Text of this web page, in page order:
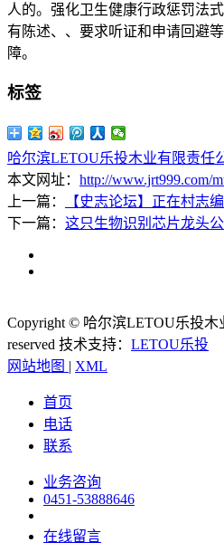
人的。强化卫生健康行政惩罚法
有陈述、、要求听证和申请回避
障。
标签
哈尔滨LETOU乐投木业有限责任
本文网址： http://www.jrt999.com/
上一篇：
【史志论坛】正在村志
下一篇： 这只生物识别芯片龙头公
Copyright © 哈尔滨LETOU乐投
reserved 技术支持： LETOU乐投
网站地图 | XML
首页
电话
联系
业务咨询
0451-53888646
在线留言